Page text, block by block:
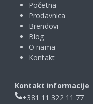
Početna
Prodavnica
Brendovi
Blog
O nama
Kontakt
Kontakt informacije
+381 11 322 11 77